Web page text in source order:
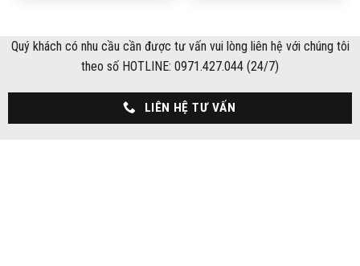
Quý khách có nhu cầu cần được tư vấn vui lòng liên hệ với chúng tôi
theo số HOTLINE: 0971.427.044 (24/7)
LIÊN HỆ TƯ VẤN